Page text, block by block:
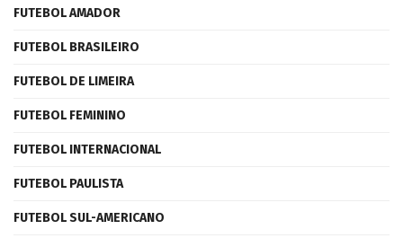
FUTEBOL AMADOR
FUTEBOL BRASILEIRO
FUTEBOL DE LIMEIRA
FUTEBOL FEMININO
FUTEBOL INTERNACIONAL
FUTEBOL PAULISTA
FUTEBOL SUL-AMERICANO